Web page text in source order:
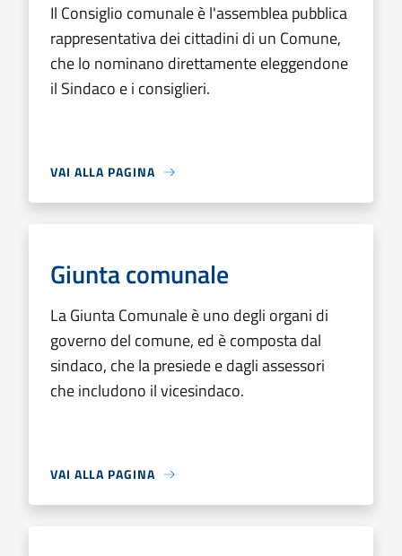
Il Consiglio comunale è l'assemblea pubblica
rappresentativa dei cittadini di un Comune,
che lo nominano direttamente eleggendone
il Sindaco e i consiglieri.
VAI ALLA PAGINA
Giunta comunale
La Giunta Comunale è uno degli organi di
governo del comune, ed è composta dal
sindaco, che la presiede e dagli assessori
che includono il vicesindaco.
VAI ALLA PAGINA